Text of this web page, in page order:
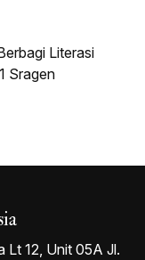
Literasi
Sragen
Lt 12, Unit 05A Jl.